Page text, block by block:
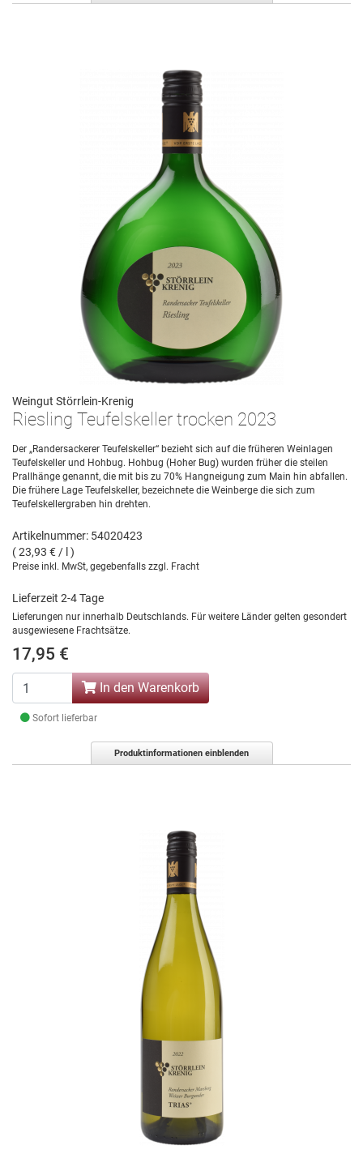
Weingut Störrlein-Krenig
Riesling Teufelskeller trocken 2023
Der „Randersackerer Teufelskeller“ bezieht sich auf die früheren Weinlagen
Teufelskeller und Hohbug. Hohbug (Hoher Bug) wurden früher die steilen
Prallhänge genannt, die mit bis zu 70% Hangneigung zum Main hin abfallen.
Die frühere Lage Teufelskeller, bezeichnete die Weinberge die sich zum
Teufelskellergraben hin drehten.
Artikelnummer: 54020423
( 23,93 € / l )
Preise inkl. MwSt, gegebenfalls zzgl. Fracht
Lieferzeit 2-4 Tage
Lieferungen nur innerhalb Deutschlands. Für weitere Länder gelten gesondert
ausgewiesene Frachtsätze.
17,95 €
In den Warenkorb
Sofort lieferbar
Produktinformationen einblenden